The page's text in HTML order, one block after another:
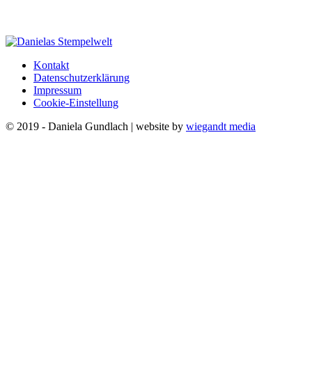
Kontakt
Datenschutzerklärung
Impressum
Cookie-Einstellung
© 2019 - Daniela Gundlach | website by wiegandt media